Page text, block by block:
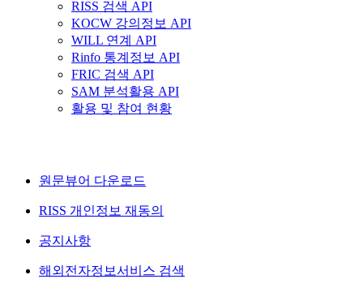
RISS 검색 API
KOCW 강의정보 API
WILL 연계 API
Rinfo 통계정보 API
FRIC 검색 API
SAM 분석활용 API
활용 및 참여 현황
원문뷰어 다운로드
RISS 개인정보 재동의
공지사항
해외전자정보서비스 검색